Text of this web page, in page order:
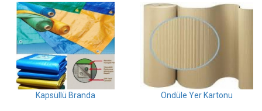
Kapsüllü Branda Ondüle Yer Kartonu